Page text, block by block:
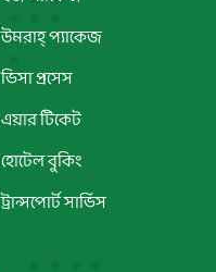
উমরাহ্‌ প্যাকেজ
ভিসা প্রসেস
এয়ার টিকেট
হোটেল বুকিং
ট্রান্সপোর্ট সার্ভিস